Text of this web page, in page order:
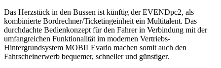
Das Herzstück in den Bussen ist künftig der EVENDpc2, als
kombinierte Bordrechner/Ticketingeinheit ein Multitalent. Das
durchdachte Bedienkonzept für den Fahrer in Verbindung mit der
umfangreichen Funktionalität im modernen Vertriebs-
Hintergrundsystem MOBILEvario machen somit auch den
Fahrscheinerwerb bequemer, schneller und günstiger.